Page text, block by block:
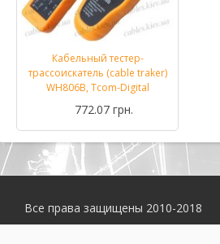
Кабельный тестер-
трассоискатель (cable traker)
WH806B, Tcom-Digital
772.07 грн.
Все права защищены 2010-2018